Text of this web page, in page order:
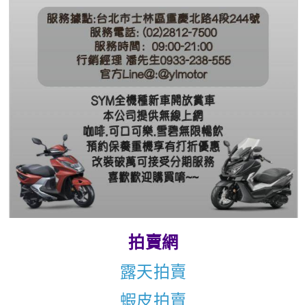
拍賣網
露天拍賣
蝦皮拍賣